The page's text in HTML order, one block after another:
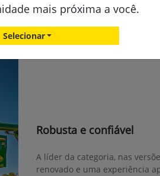
Robusta e confiável
A líder da categoria, nas
renovado e uma experiência
mais próxima a você.
Selecionar